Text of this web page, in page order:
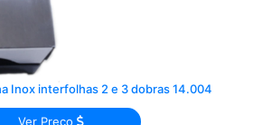
Inox interfolhas 2 e 3 dobras 14.004
Ver Preço